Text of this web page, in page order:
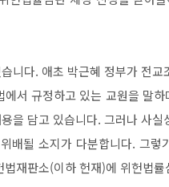
니다. 애초 박근혜 정부가 전
서 규정하고 있는 교원을 말
을 담고 있습니다. 그러나 사
배될 소지가 다분합니다. 그
재판소(이하 헌재)에 위헌법